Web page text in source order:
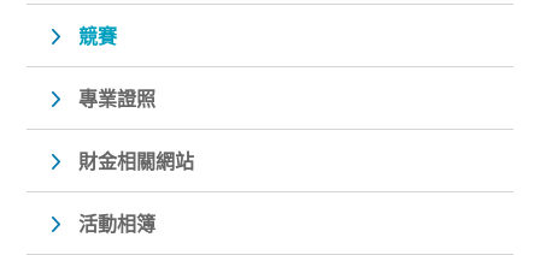
競賽
專業證照
財金相關網站
活動相簿